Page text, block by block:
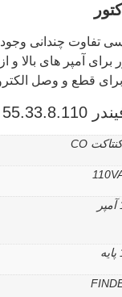
تفاوت چندانی
برای آمپر های بالا
برای قطع و وصل